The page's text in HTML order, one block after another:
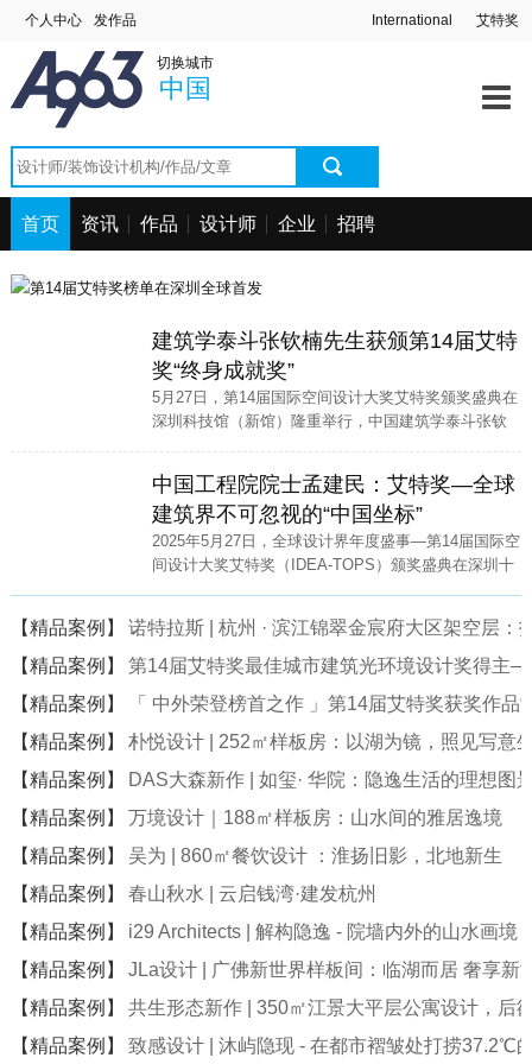
个人中心 发作品 艾特奖
International
切换城市
中国
首页 资讯 作品 设计师 企业 招聘
建筑学泰斗张钦楠先生获颁第14届艾特
奖“终身成就奖”
5月27日，第14届国际空间设计大奖艾特奖颁奖盛典在
深圳科技馆（新馆）隆重举行，中国建筑学泰斗张钦
中国工程院院士孟建民：艾特奖—全球
建筑界不可忽视的“中国坐标”
2025年5月27日，全球设计界年度盛事—第14届国际空
间设计大奖艾特奖（IDEA-TOPS）颁奖盛典在深圳十
【精品案例】
诺特拉斯 | 杭州 · 滨江锦翠金宸府大区架空层：
【精品案例】
第14届艾特奖最佳城市建筑光环境设计奖得主
【精品案例】
「 中外荣登榜首之作 」第14届艾特奖获奖作品
【精品案例】
朴悦设计 | 252㎡样板房：以湖为镜，照见写意
【精品案例】
DAS大森新作 | 如玺· 华院：隐逸生活的理想图
【精品案例】
万境设计｜188㎡样板房：山水间的雅居逸境
【精品案例】
吴为 | 860㎡餐饮设计 ：淮扬旧影，北地新生
【精品案例】
春山秋水 | 云启钱湾·建发杭州
【精品案例】
i29 Architects | 解构隐逸 - 院墙内外的山水画境
【精品案例】
JLa设计 | 广佛新世界样板间：临湖而居 奢享新
【精品案例】
共生形态新作 | 350㎡江景大平层公寓设计，后
【精品案例】
致感设计 | 沐屿隐现 - 在都市褶皱处打捞37.2℃